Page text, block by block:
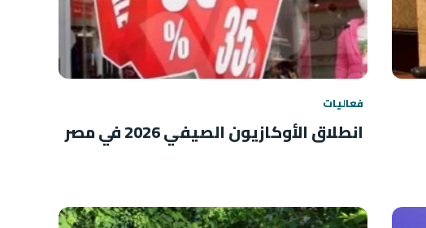
فعاليات
انطلاق الأوكازيون الصيفي 2026 في مصر